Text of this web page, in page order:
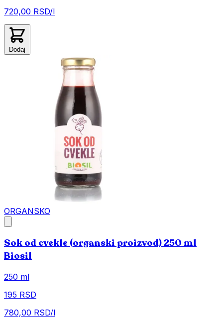
720,00 RSD/l
Dodaj
ORGANSKO
Sok od cvekle (organski proizvod) 250 ml
Biosil
250 ml
195 RSD
780,00 RSD/l